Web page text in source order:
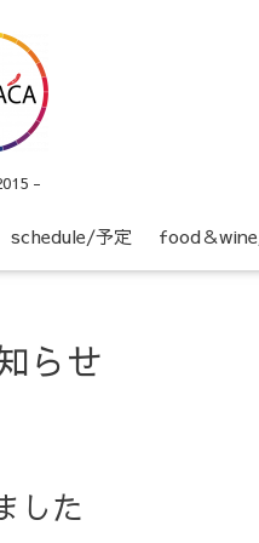
-
schedule/予定 food＆
らせ
した